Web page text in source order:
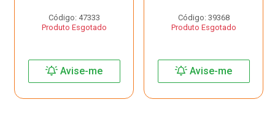
Código: 47333
Produto Esgotado
Avise-me
Código: 39368
Produto Esgotado
Avise-me